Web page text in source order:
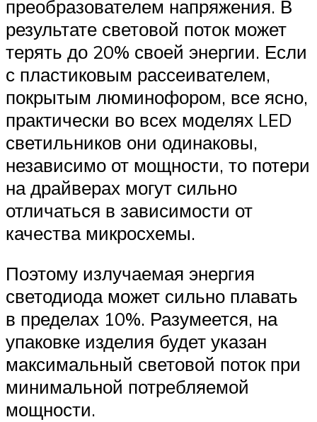
преобразователем напряжения. В
результате световой поток может
терять до 20% своей энергии. Если
с пластиковым рассеивателем,
покрытым люминофором, все ясно,
практически во всех моделях LED
светильников они одинаковы,
независимо от мощности, то потери
на драйверах могут сильно
отличаться в зависимости от
качества микросхемы.
Поэтому излучаемая энергия
светодиода может сильно плавать
в пределах 10%. Разумеется, на
упаковке изделия будет указан
максимальный световой поток при
минимальной потребляемой
мощности.